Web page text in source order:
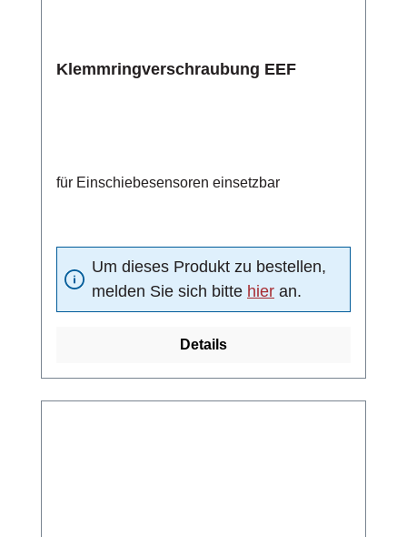
Klemmringverschraubung EEF
für Einschiebesensoren einsetzbar
Um dieses Produkt zu bestellen,
melden Sie sich bitte hier an.
Details